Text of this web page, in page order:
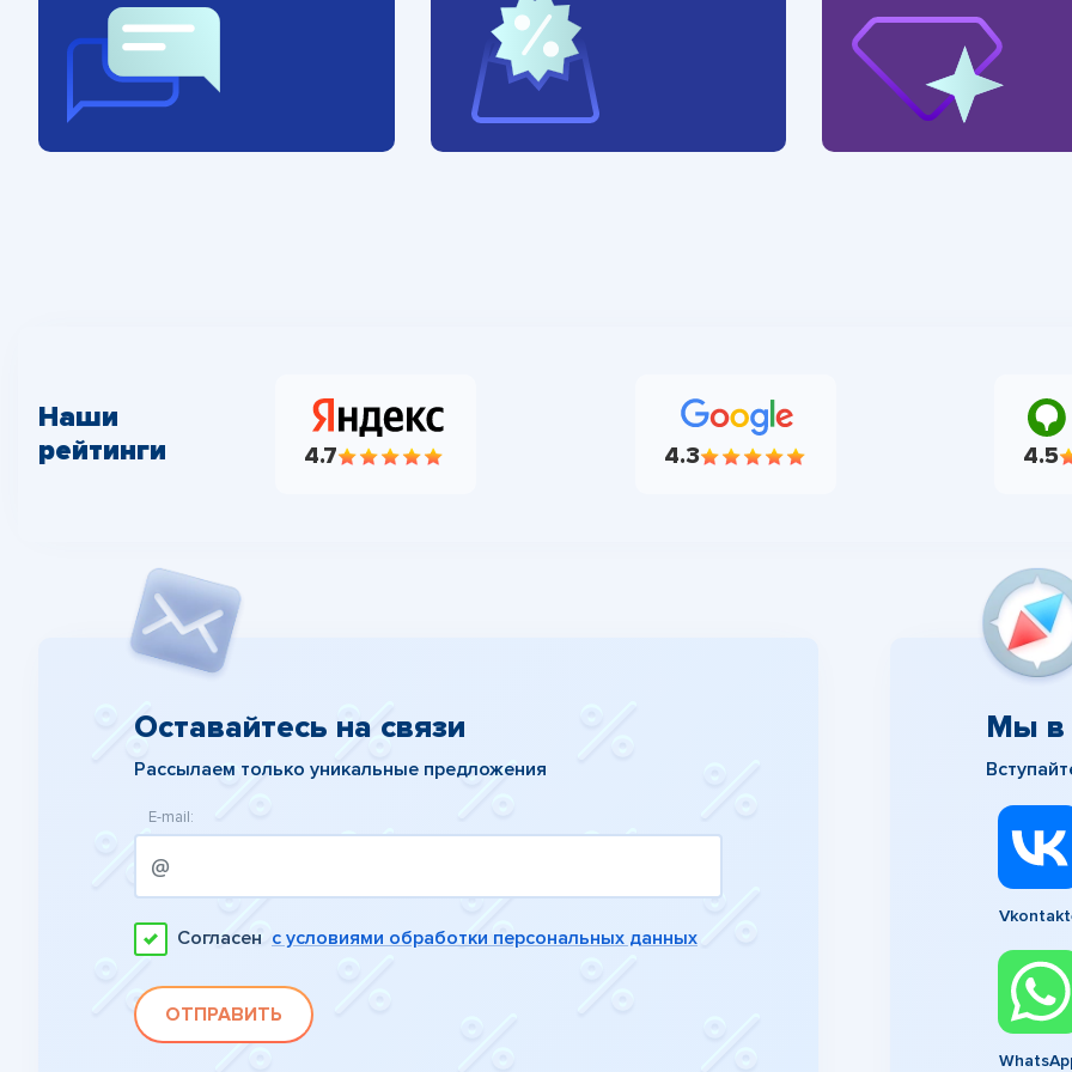
Наши
рейтинги
4.7 4.3 4.5
Оставайтесь на связи
Рассылаем только уникальные предложения
E-mail:
Согласен с условиями обработки персональных данных
ОТПРАВИТЬ
Мы в